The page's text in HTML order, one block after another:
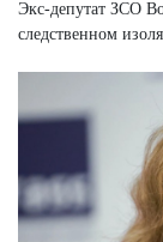
Экс-депутат ЗСО
следственном